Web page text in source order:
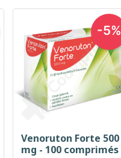
Aperçu rapide
Venoruton Forte 500
mg - 100 comprimés
-5%